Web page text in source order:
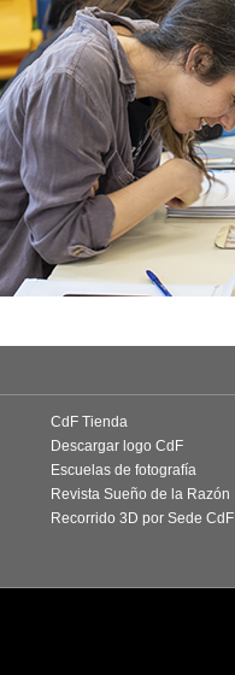
CdF Tienda
Descargar logo CdF
Escuelas de fotografía
Revista Sueño de la Razón
Recorrido 3D por Sede CdF